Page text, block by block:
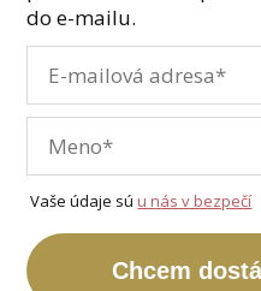
do e-mailu.
Vaše údaje súu nás v bezpečí
Chcem